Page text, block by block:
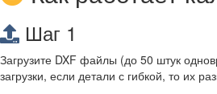
Шаг 1
Загрузите DXF файлы (до 50 штук
загрузки, если детали с гибкой, то их